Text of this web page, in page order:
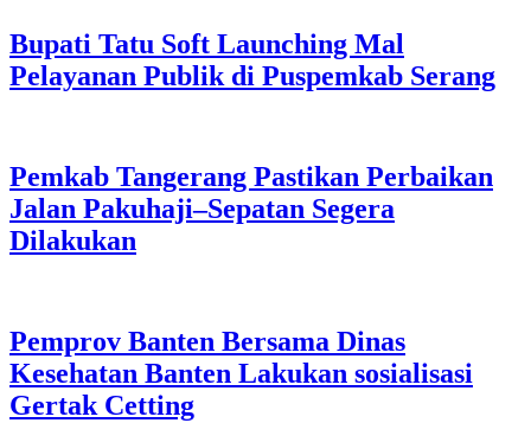
Bupati Tatu Soft Launching Mal
Pelayanan Publik di Puspemkab Serang
Pemkab Tangerang Pastikan Perbaikan
Jalan Pakuhaji–Sepatan Segera
Dilakukan
Pemprov Banten Bersama Dinas
Kesehatan Banten Lakukan sosialisasi
Gertak Cetting